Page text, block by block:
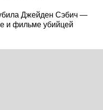
Джейден Сэбич —
и фильме убийцей